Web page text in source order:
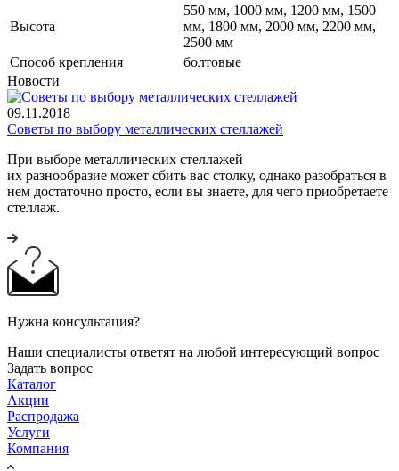
Высота
550 мм, 1000 мм, 1200 мм, 1500
мм, 1800 мм, 2000 мм, 2200 мм,
2500 мм
Cпособ крепления
болтовые
Новости
09.11.2018
Советы по выбору металлических стеллажей
При выборе металлических стеллажей
их разнообразие может сбить вас столку, однако разобраться в
нем достаточно просто, если вы знаете, для чего приобретаете
стеллаж.
Нужна консультация?
Наши специалисты ответят на любой интересующий вопрос
Задать вопрос
Каталог
Акции
Распродажа
Услуги
Компания